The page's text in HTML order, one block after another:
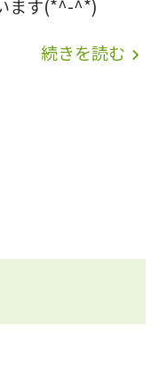
ます(*^-^*)
続きを読む navigate_next